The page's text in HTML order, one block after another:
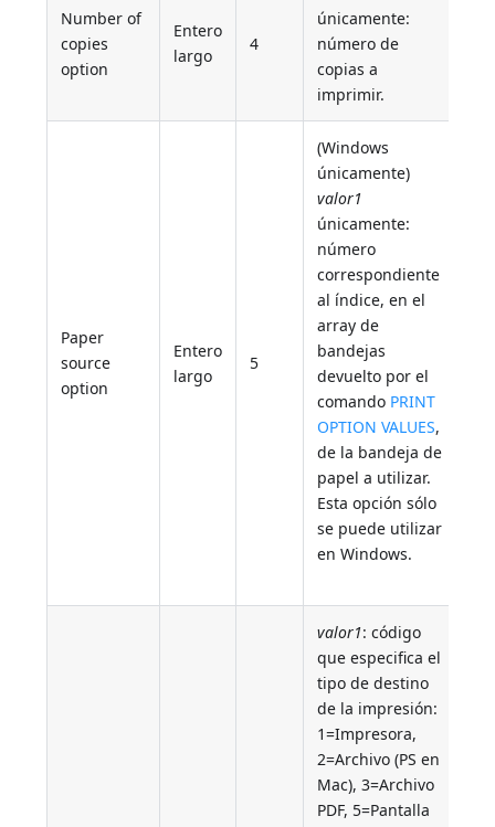
Number of
copies
option
Entero
largo
4
únicamente:
número de
copias a
imprimir.
Paper
source
option
Entero
largo
5
(Windows
únicamente)
valor1
únicamente:
número
correspondiente
al índice, en el
array de
bandejas
devuelto por el
comando PRINT
OPTION VALUES,
de la bandeja de
papel a utilizar.
Esta opción sólo
se puede utilizar
en Windows.
valor1: código
que especifica el
tipo de destino
de la impresión:
1=Impresora,
2=Archivo (PS en
Mac), 3=Archivo
PDF, 5=Pantalla